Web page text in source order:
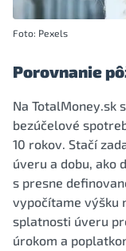
Foto: Pexels
Porovnanie
Na TotalMoney.sk
bezúčelové
10 rokov. Stačí
úveru a dobu, ako
s presne
vypočítame výšku
splatnosti úveru
úrokom a